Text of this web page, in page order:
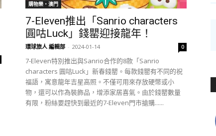
購物樂‧澳門
7-Eleven推出「Sanrio characters
圓咕Luck」錢罌迎接龍年！
環球旅人 編輯部 - 2024-01-14 0
7-Eleven特別推出與Sanrio合作的8款「Sanrio
characters 圓咕Luck」新春錢罌。每款錢罌有不同的祝
福語，寓意龍年吉星高照。不僅可用來存放硬幣或小
物，還可以作為裝飾品，增添家居喜氣。由於錢罌數量
有限，粉絲要趕快到最近的7-Eleven門市搶購......